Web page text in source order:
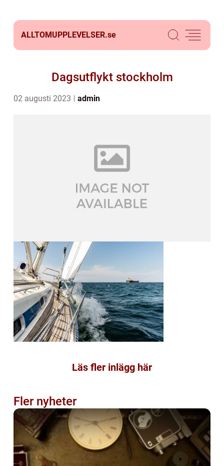
ALLTOMUPPLEVELSER.se
Dagsutflykt stockholm
02 augusti 2023 admin
Läs fler inlägg här
Fler nyheter